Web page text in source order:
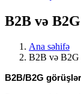
B2B və
Ana səhifə
B2B və B2G
B2B/B2G